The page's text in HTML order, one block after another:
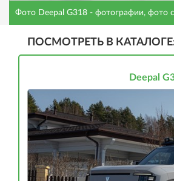
Фото Deepal G318 - фотографии, фото
ПОСМОТРЕТЬ В
Deepal